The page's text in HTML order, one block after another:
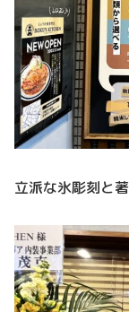
立派な氷彫刻と